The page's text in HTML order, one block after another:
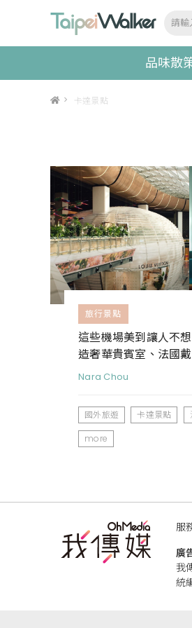
品味散
> 卡達景點
旅行景點
這些機場美到讓人不
造奢華貴賓室、法國
「老巴黎」美學
Nara Chou
國外旅遊 卡達景點
more
服
廣
我
統